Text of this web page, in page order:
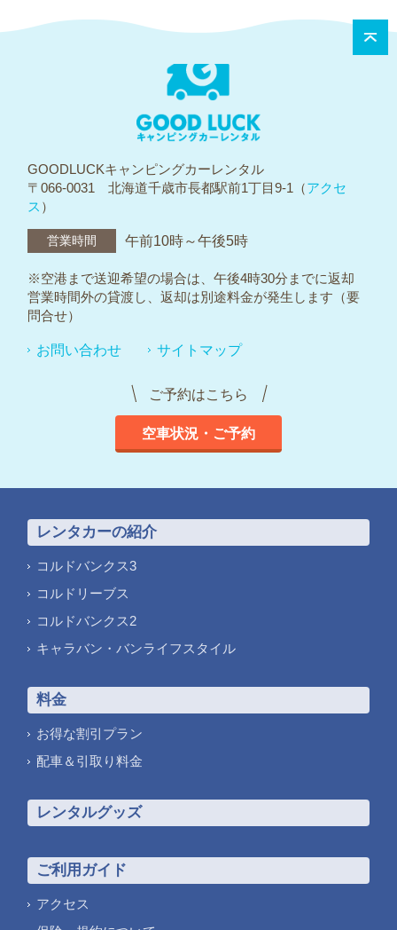
GOODLUCKキャンピングカーレンタル
〒066-0031 北海道千歳市長都駅前1丁目9-1（アクセ
ス ）
営業時間 午前10時～午後5時
※空港まで送迎希望の場合は、午後4時30分までに返却
営業時間外の貸渡し、返却は別途料金が発生します（要
問合せ）
お問い合わせ サイトマップ
ご予約はこちら
空車状況・ご予約
レンタカーの紹介
コルドバンクス3
コルドリーブス
コルドバンクス2
キャラバン・バンライフスタイル
料金
お得な割引プラン
配車＆引取り料金
レンタルグッズ
ご利用ガイド
アクセス